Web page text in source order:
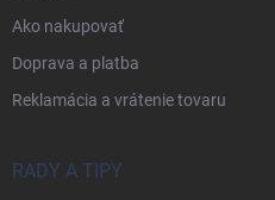
Ako nakupovať
Doprava a platba
Reklamácia a vrátenie tovaru
RADY A TIPY